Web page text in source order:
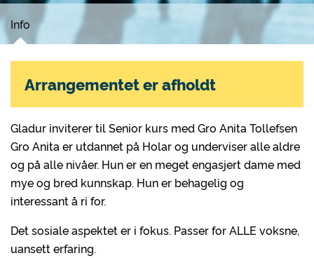
Info
Gladur inviterer til Senior kurs med Gro Anita Tollefsen
Gro Anita er utdannet på Holar og underviser alle aldre
og på alle nivåer. Hun er en meget engasjert dame med
mye og bred kunnskap. Hun er behagelig og
interessant å ri for.
Det sosiale aspektet er i fokus. Passer for ALLE voksne,
uansett erfaring.
Arrangementet er afholdt